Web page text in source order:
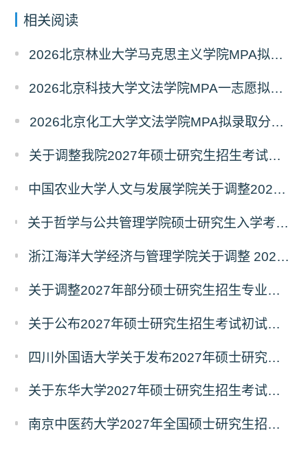
相关阅读
2026北京林业大学马克思主义学院MPA拟录取分析解读
2026北京科技大学文法学院MPA一志愿拟录取分析解读
2026北京化工大学文法学院MPA拟录取分析解读
关于调整我院2027年硕士研究生招生考试科目及参考书的通知
中国农业大学人文与发展学院关于调整2027年硕士研究生招生考试初试科目的通知
关于哲学与公共管理学院硕士研究生入学考试（初试） 考试科目及参考书目变更的通知（二）
浙江海洋大学经济与管理学院关于调整 2027年硕士研究生招生考试初试科目的公告
关于调整2027年部分硕士研究生招生专业初试考试科目的公告（持续更新中）
关于公布2027年硕士研究生招生考试初试自命题科目考试大纲的通知
四川外国语大学关于发布2027年硕士研究生招生考试自命题科目大纲的公告
关于东华大学2027年硕士研究生招生考试（初试）招生目录拟调整公告（一）
南京中医药大学2027年全国硕士研究生招生考试初试自命题科目考试内容及参考书目